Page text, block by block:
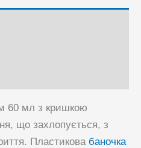
60 мл з кришкою
що захлопується, з
Пластикова баночка